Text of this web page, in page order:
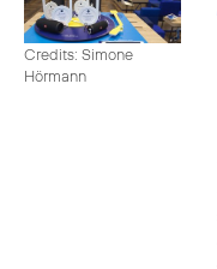
Credits: Simone
Hörmann